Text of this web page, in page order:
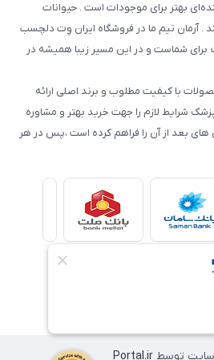
بهتر برای موجودات است . حیوانات
. آرمان تیم ما در فروشگاه ایران وِت دلچسب
برای شماست و در این مسیر زیبا همیشه در
با کیفیت مطلوب و برند اصلی ارائه
شرایط لازم را جهت خرید بهتر و مشاوره
های بعد از آن را فراهم کرده است ،پس در هر
سایت توسطPortal.ir